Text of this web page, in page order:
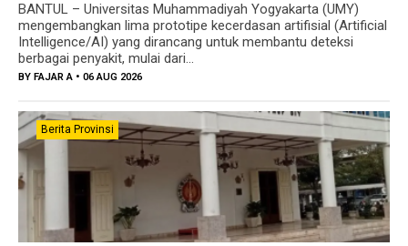
BANTUL – Universitas Muhammadiyah Yogyakarta (UMY)
mengembangkan lima prototipe kecerdasan artifisial (Artificial
Intelligence/AI) yang dirancang untuk membantu deteksi
berbagai penyakit, mulai dari...
BY FAJAR A • 06 AUG 2026
Berita Provinsi